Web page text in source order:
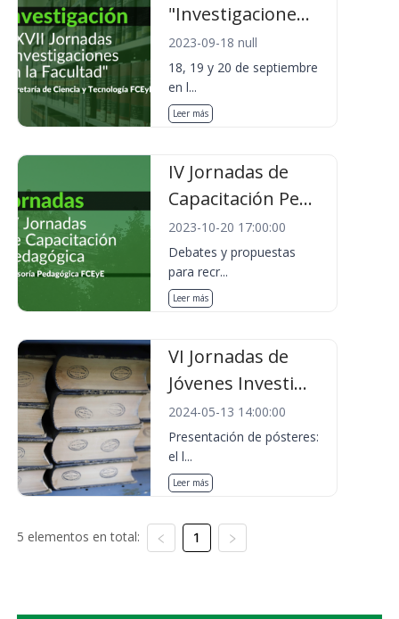
"Investigacione...
2023-09-18 null
18, 19 y 20 de septiembre
en l...
Leer más
IV Jornadas de
Capacitación Pe...
2023-10-20 17:00:00
Debates y propuestas
para recr...
Leer más
VI Jornadas de
Jóvenes Investi...
2024-05-13 14:00:00
Presentación de pósteres:
el l...
Leer más
5 elementos en total: 1